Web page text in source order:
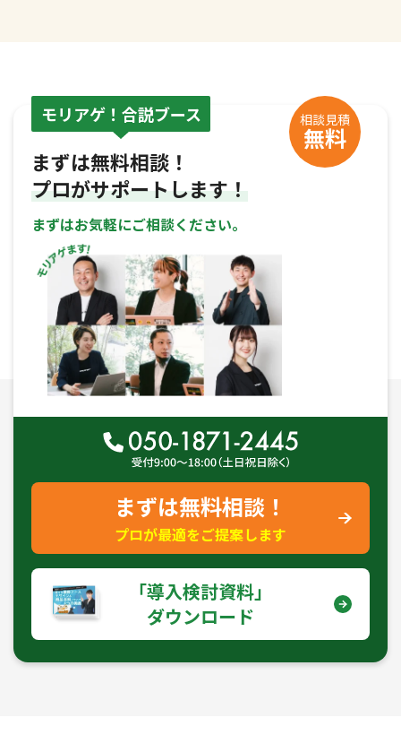
モリアゲ！合説ブース 相談見積
無料
まずは無料相談！
プロがサポートします！
まずはお気軽にご相談ください。
まずは無料相談！
プロが最適をご提案します
｢導入検討資料｣
ダウンロード